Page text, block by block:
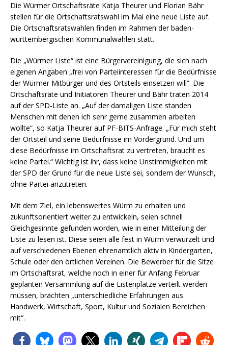
Die Würmer Ortschaftsräte Katja Theurer und Florian Bähr
stellen für die Ortschaftsratswahl im Mai eine neue Liste auf.
Die Ortschaftsratswahlen finden im Rahmen der baden-
württembergischen Kommunalwahlen statt.
Die „Würmer Liste“ ist eine Bürgervereinigung, die sich nach
eigenen Angaben „frei von Parteiinteressen für die Bedürfnisse
der Würmer Mitbürger und des Ortsteils einsetzen will“. Die
Ortschaftsräte und Initiatoren Theurer und Bähr traten 2014
auf der SPD-Liste an. „Auf der damaligen Liste standen
Menschen mit denen ich sehr gerne zusammen arbeiten
wollte“, so Katja Theurer auf PF-BITS-Anfrage. „Für mich steht
der Ortsteil und seine Bedürfnisse im Vordergrund. Und um
diese Bedürfnisse im Ortschaftsrat zu vertreten, braucht es
keine Partei.“ Wichtig ist ihr, dass keine Unstimmigkeiten mit
der SPD der Grund für die neue Liste sei, sondern der Wunsch,
ohne Partei anzutreten.
Mit dem Ziel, ein lebenswertes Würm zu erhalten und
zukunftsorientiert weiter zu entwickeln, seien schnell
Gleichgesinnte gefunden worden, wie in einer Mitteilung der
Liste zu lesen ist. Diese seien alle fest in Würm verwurzelt und
auf verschiedenen Ebenen ehrenamtlich aktiv in Kindergarten,
Schule oder den örtlichen Vereinen. Die Bewerber für die Sitze
im Ortschaftsrat, welche noch in einer für Anfang Februar
geplanten Versammlung auf die Listenplätze verteilt werden
müssen, brächten „unterschiedliche Erfahrungen aus
Handwerk, Wirtschaft, Sport, Kultur und Sozialen Bereichen
mit“.